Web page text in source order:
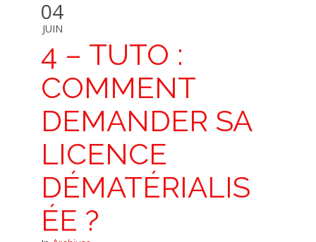
04
JUIN
4 – TUTO :
COMMENT
DEMANDER SA
LICENCE
DÉMATÉRIALIS
ÉE ?